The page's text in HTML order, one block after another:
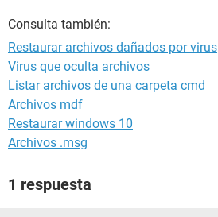
Consulta también:
Restaurar archivos dañados por virus
Virus que oculta archivos
Listar archivos de una carpeta cmd
Archivos mdf
Restaurar windows 10
Archivos .msg
1 respuesta